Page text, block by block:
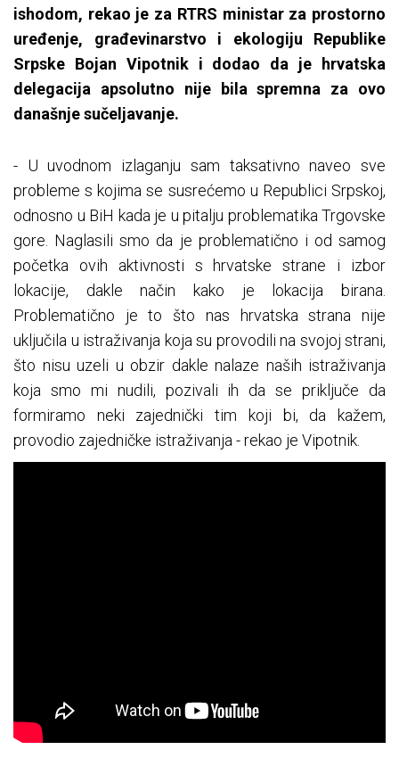
ishodom, rekao je za RTRS ministar za prostorno
uređenje, građevinarstvo i ekologiju Republike
Srpske Bojan Vipotnik i dodao da je hrvatska
delegacija apsolutno nije bila spremna za ovo
današnje sučeljavanje.
- U uvodnom izlaganju sam taksativno naveo sve
probleme s kojima se susrećemo u Republici Srpskoj,
odnosno u BiH kada je u pitalju problematika Trgovske
gore. Naglasili smo da je problematično i od samog
početka ovih aktivnosti s hrvatske strane i izbor
lokacije, dakle način kako je lokacija birana.
Problematično je to što nas hrvatska strana nije
uključila u istraživanja koja su provodili na svojoj strani,
što nisu uzeli u obzir dakle nalaze naših istraživanja
koja smo mi nudili, pozivali ih da se priključe da
formiramo neki zajednički tim koji bi, da kažem,
provodio zajedničke istraživanja - rekao je Vipotnik.